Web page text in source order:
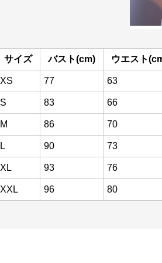
サイズ バスト(cm) ウエスト
XS 77 63
S 83 66
M 86 70
L 90 73
XL 93 76
XXL 96 80